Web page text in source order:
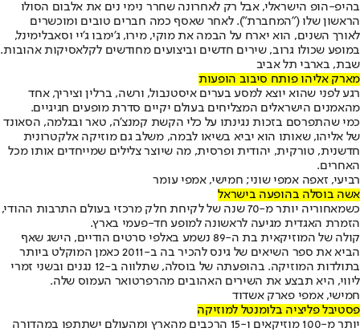
בהיפ-הופ הישראלי, אבל רק לאחרונה שחרר נימי נים את אלבום הסולו
הראשון שלו ("המחברת"). לאחר שאסף כמה חברים טובים ומוכשרים
לאורך השנים, הוא יארח על הבמה את מוקי, מירו, ג'ימבו ג'יי וסאבלימינל,
במופע שכולו גרוב, שירים חדשים וביצועים מחודשים לקלאסיקות אהובות.
שבת, בארבי תל אביב
מארק אליהו פותח סיבוב הופעות
רגע לפני שהוא יוצא למסע בערים איסטנבול, ורשה, ברלין וציריך, אחד
מהאמנים הישראלים המצליחים בעולם יקיים סדרת מופעים חגיגיים.
כמי שהתפרסם בזכות נגינתו על כלי הקשת קמנצ'ה, טאר ובגלמה, הסאונד
של אליהו, שאותו הוא יביא בשיאו לבמה, משלב גם מוזיקה אלקטרונית
חדשנית, טורקית, יהודית ופרסית, מה שיוצר צלילים שמייחדים אותו מכל
האחרים.
רביעי, זאפה אמפי שוני; חמישי, אמפי עומר
אשה בוסלה בהופעה בישראל
כשמאחוריה יותר מ-70 שנה של לקיחת חלק מרכזי בעולם התרבות ההודי,
הזמרת האגדית מגיעה לראשונה למופע חד-פעמי בארץ.
קולה של המוזיקאית בת ה-89 נשמע באלפי סרטים הודיים, הישג שאף
הביא את ספר השיאים של גינס להכיר בה ב-2011 כאמן המוקלט ביותר
בתולדות המוזיקה. בהופעתה של בוסלה, שתלווה ב-12 נגנים ובשני זמרי
ליווי, היא תבצע את השירים האהובים מהרפרטואר העמוס שלה.
חמישי, אמפי פארק אשדוד
פסטיבל פליציה בלומנטל למוזיקה
יותר מ-100 מוזיקאים ו-15 הרכבים מהארץ ומהעולם ישתתפו במהדורה